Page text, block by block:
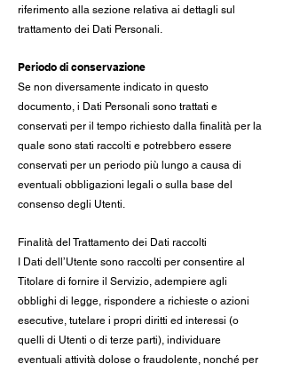
riferimento alla sezione relativa ai dettagli sul
trattamento dei Dati Personali.
Periodo di conservazione
Se non diversamente indicato in questo
documento, i Dati Personali sono trattati e
conservati per il tempo richiesto dalla finalità per la
quale sono stati raccolti e potrebbero essere
conservati per un periodo più lungo a causa di
eventuali obbligazioni legali o sulla base del
consenso degli Utenti.
Finalità del Trattamento dei Dati raccolti
I Dati dell’Utente sono raccolti per consentire al
Titolare di fornire il Servizio, adempiere agli
obblighi di legge, rispondere a richieste o azioni
esecutive, tutelare i propri diritti ed interessi (o
quelli di Utenti o di terze parti), individuare
eventuali attività dolose o fraudolente, nonché per